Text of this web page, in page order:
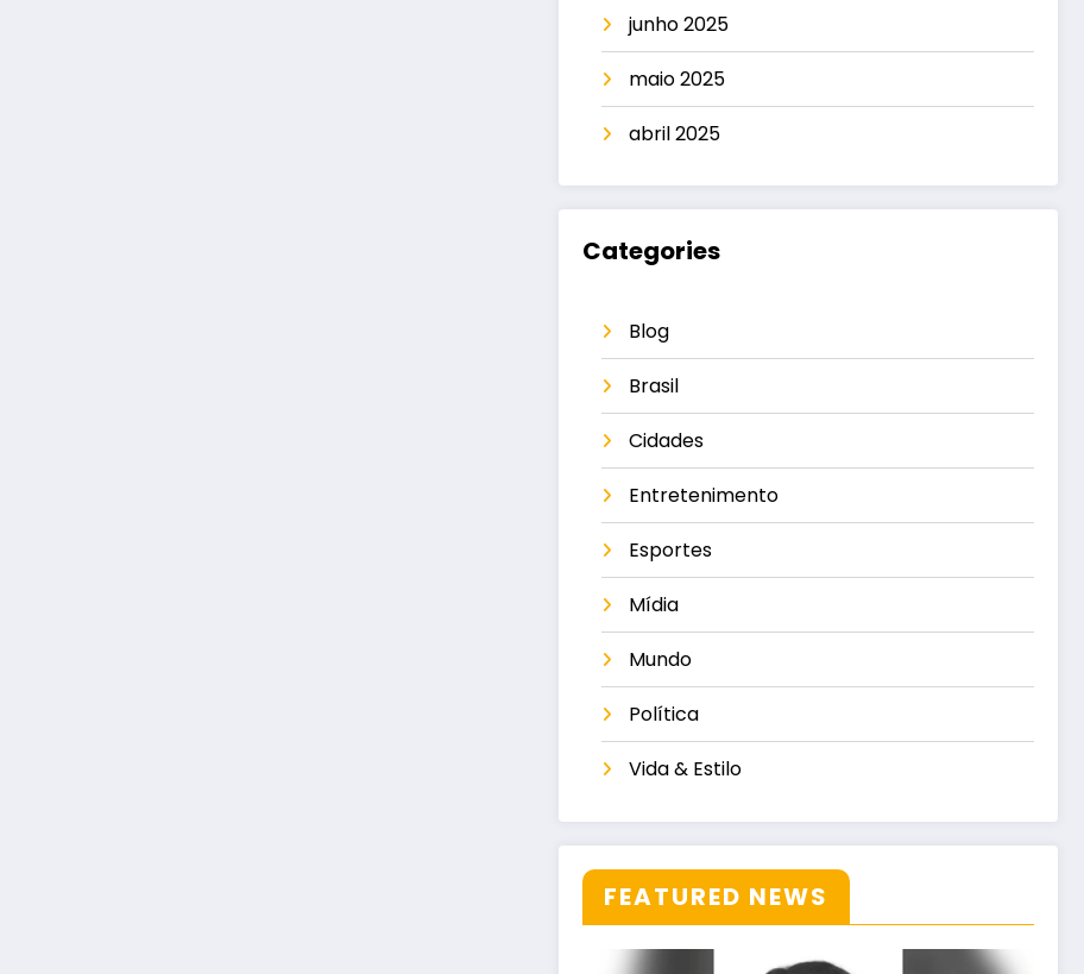
junho 2025
maio 2025
abril 2025
Categories
Blog
Brasil
Cidades
Entretenimento
Esportes
Mídia
Mundo
Política
Vida & Estilo
FEATURED NEWS